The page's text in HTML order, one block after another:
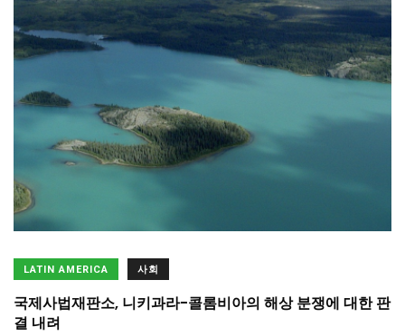
LATIN AMERICA 사회
국제사법재판소, 니키과라-콜롬비아의 해상 분쟁에 대한 판
결 내려